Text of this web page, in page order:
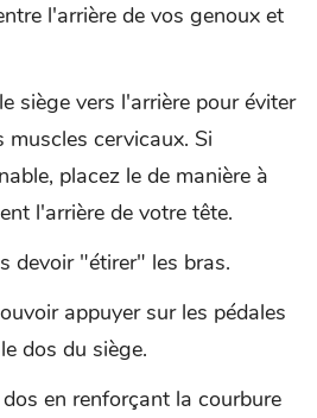
l'arrière de vos genoux et
siège vers l'arrière pour éviter
cervicaux. Si
placez le de manière à
l'arrière de votre tête.
devoir "étirer" les bras.
appuyer sur les pédales
dos du siège.
en renforçant la courbure